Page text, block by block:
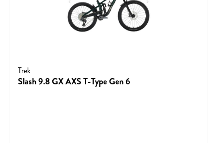
Trek
Slash 9.8 GX AXS T-Type Gen 6